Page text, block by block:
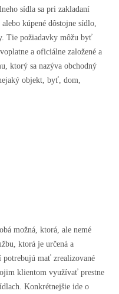
sídla sa pri zakladaní
kúpené dôstojne sídlo,
Tie požiadavky môžu byť
a oficiálne založené a
ktorý sa nazýva obchodný
objekt, byť, dom,
možná, ktorá, ale nemé
ktorá je určená a
mať zrealizované
klientom využívať prestne
Konkrétnejšie ide o